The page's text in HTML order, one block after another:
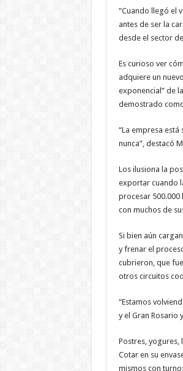
“Cuando llegó el
antes de ser la
desde el sector
Es curioso ver
adquiere un
exponencial” de
demostrado
“La empresa
nunca”, destacó
Los ilusiona la
exportar cuando
procesar 500.000
con muchos de
Si bien aún
y frenar el
cubrieron, que
otros circuitos
“Estamos
y el Gran Rosario
Postres, yogures,
Cotar en su
mismos con